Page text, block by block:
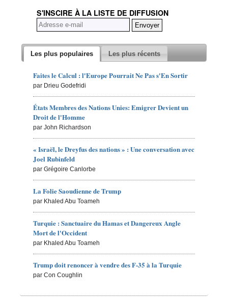
S'INSCIRE À LA LISTE DE DIFFUSION
Les plus populaires Les plus récents
Faites le Calcul : l'Europe Pourrait Ne Pas s'En Sortir
par Drieu Godefridi
États Membres des Nations Unies: Emigrer Devient un
Droit de l'Homme
par John Richardson
« Israël, le Dreyfus des nations » : Une conversation avec
Joel Rubinfeld
par Grégoire Canlorbe
La Folie Saoudienne de Trump
par Khaled Abu Toameh
Turquie : Sanctuaire du Hamas et Dangereux Angle
Mort de l'Occident
par Khaled Abu Toameh
Trump doit renoncer à vendre des F-35 à la Turquie
par Con Coughlin